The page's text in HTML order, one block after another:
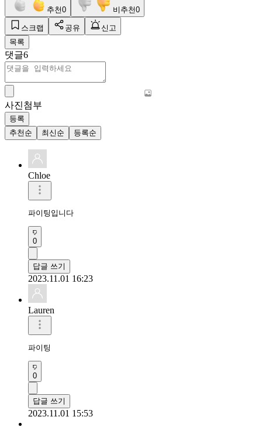
추천0 비추천0
스크랩 공유
신고
목록
댓글6
사진첨부
등록
추천순
최신순 등록순
Chloe
파이팅입니다
0
답글 쓰기
2023.11.01 16:23
Lauren
파이팅
0
답글 쓰기
2023.11.01 15:53